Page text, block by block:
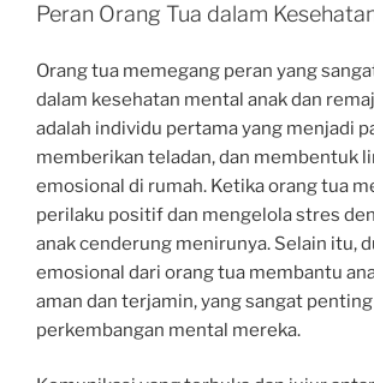
Peran Orang Tua dalam
Orang tua memegang peran yang
dalam kesehatan mental anak dan
adalah individu pertama yang menjadi
memberikan teladan, dan membentuk
emosional di rumah. Ketika orang tua
perilaku positif dan mengelola stres
anak cenderung menirunya. Selain itu,
emosional dari orang tua membantu
aman dan terjamin, yang sangat
perkembangan mental mereka.